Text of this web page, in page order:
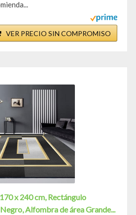
VER PRECIO SIN COMPROMISO
x 240 cm, Rectángulo
Alfombra de área Grande...